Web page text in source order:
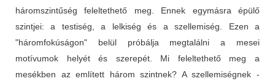
háromszintűség feleltethető meg. Ennek egymásra épülő
szintjei: a testiség, a lelkiség és a szellemiség. Ezen a
"háromfokúságon" belül próbálja megtalálni a mesei
motívumok helyét és szerepét. Mi feleltethető meg a
mesékben az említett három szintnek? A szellemiségnek -